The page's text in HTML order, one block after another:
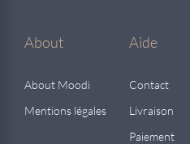
About
About Moodi
Mentions légales
Aide
Contact
Livraison
Paiement